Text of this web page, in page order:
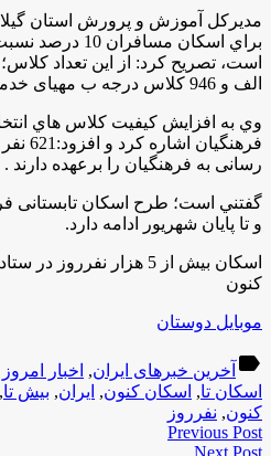
مدیرکل آموزش و پرورش استان
براي اسكان
الف و 946 کلاس درجه ب مهیای خدمت رسانی به فرهنگیان است .
وي به افزایش کیفیت کلاس هاي
رسانی به فرهنگیان را برعهده دارند .
و تا پایان شهریور ادامه دارد.
اسكان بيش از 5 هزار
كنون
موبایل دوستان
label آخرین خبرهای ایران, اخبار
اسكان تا, اسكان كنون, ایران, بيش تا,
كنون, نفرروز
Previous Post
Next Post